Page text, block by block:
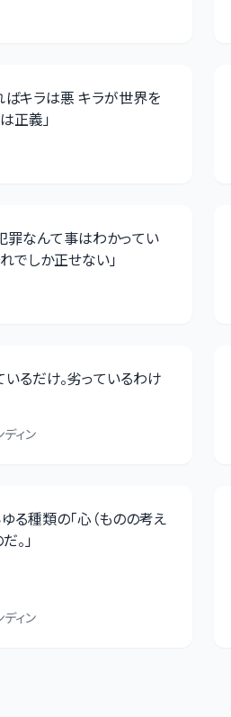
ばキラは悪 キラが世界を
正義」
罪なんて事はわかってい
でしか正せない」
るだけ。劣っているわけ
ディン
る種類の「心（ものの考え
。」
ディン